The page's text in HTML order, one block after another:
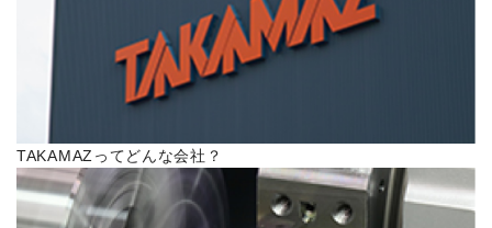
高松流技
ご利用に際して
当社のセキュリティへの取り組み
プライバシーポリシー
TAKAMAZってどんな会社？